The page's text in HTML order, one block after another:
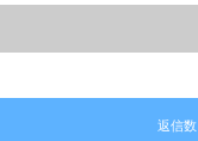
返信数